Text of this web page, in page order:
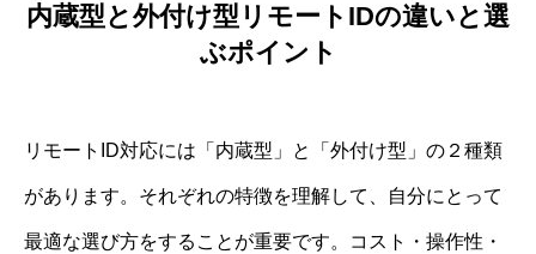
内蔵型と外付け型リモートIDの違いと選
ぶポイント
リモートID対応には「内蔵型」と「外付け型」の２種類
があります。それぞれの特徴を理解して、自分にとって
最適な選び方をすることが重要です。コスト・操作性・